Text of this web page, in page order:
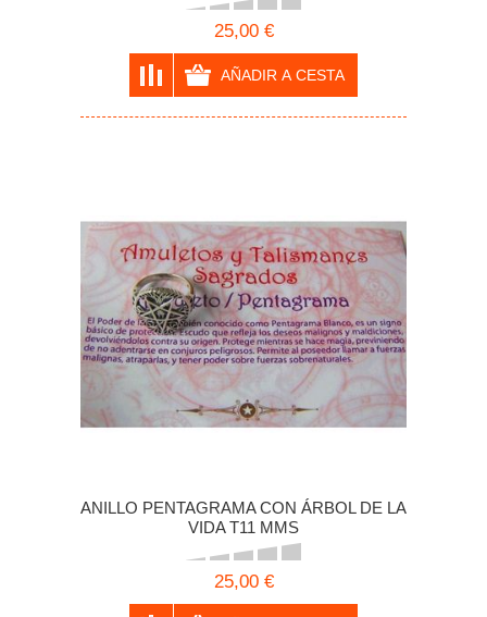
25,00 €
ANILLO PENTAGRAMA CON ÁRBOL DE LA
VIDA T11 MMS
25,00 €